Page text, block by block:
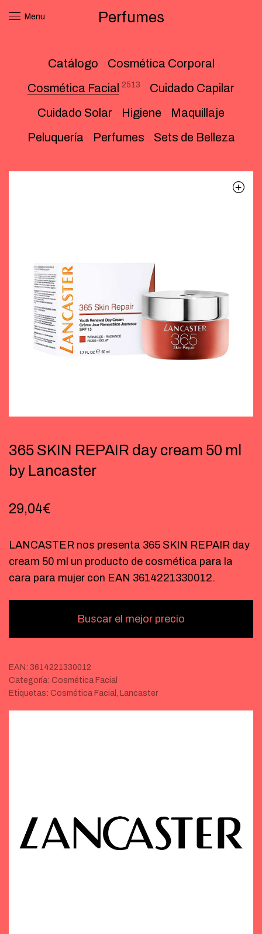
Menu Perfumes
Catálogo
Cosmética Corporal
Cosmética Facial 2513
Cuidado Capilar
Cuidado Solar
Higiene
Maquillaje
Peluquería
Perfumes Sets de Belleza
365 SKIN REPAIR day cream 50 ml
by Lancaster
29,04€
LANCASTER nos presenta 365 SKIN REPAIR day
cream 50 ml un producto de cosmética para la
cara para mujer con EAN 3614221330012.
Buscar el mejor precio
EAN: 3614221330012
Categoría: Cosmética Facial
Etiquetas: Cosmética Facial , Lancaster